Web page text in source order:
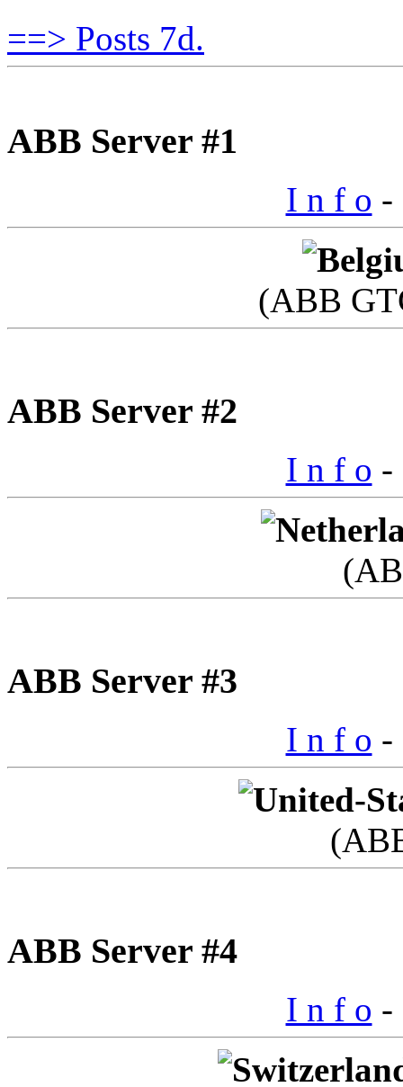
==> Posts 7d.
ABB Server #1
I n f o -
(ABB
ABB Server #2
I n f o -
ABB Server #3
I n f o -
ABB Server #4
I n f o -